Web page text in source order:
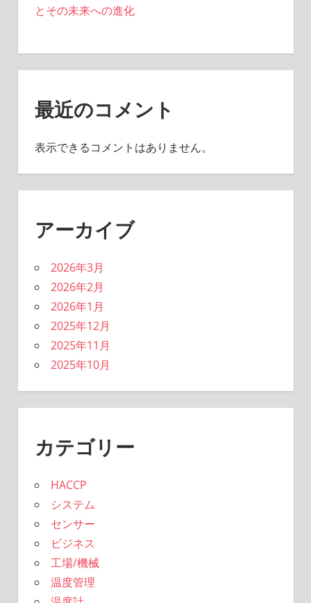
とその未来への進化
最近のコメント
表示できるコメントはありません。
アーカイブ
2026年3月
2026年2月
2026年1月
2025年12月
2025年11月
2025年10月
カテゴリー
HACCP
システム
センサー
ビジネス
工場/機械
温度管理